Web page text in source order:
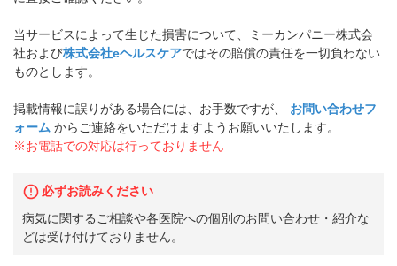
当サービスによって生じた損害について、ミーカンパニー株式会
社および株式会社eヘルスケアではその賠償の責任を一切負わない
ものとします。
掲載情報に誤りがある場合には、お手数ですが、
お問い合わせフ
ォーム からご連絡をいただけますようお願いいたします。
※お電話での対応は行っておりません
必ずお読みください
病気に関するご相談や各医院への個別のお問い合わせ・紹介な
どは受け付けておりません。